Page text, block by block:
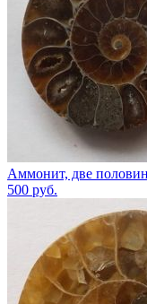
Аммонит, две
500 руб.